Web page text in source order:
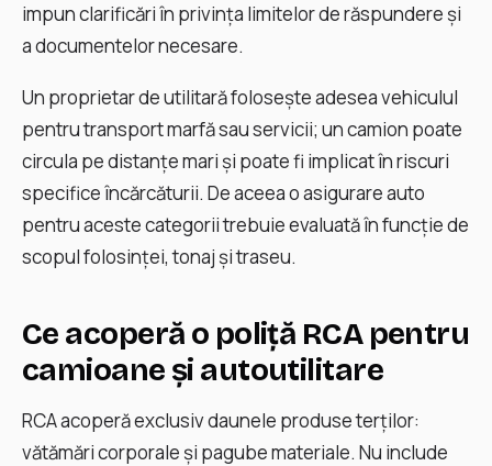
impun clarificări în privința limitelor de răspundere și
a documentelor necesare.
Un proprietar de utilitară folosește adesea vehiculul
pentru transport marfă sau servicii; un camion poate
circula pe distanțe mari și poate fi implicat în riscuri
specifice încărcăturii. De aceea o asigurare auto
pentru aceste categorii trebuie evaluată în funcție de
scopul folosinței, tonaj și traseu.
Ce acoperă o poliță RCA pentru
camioane și autoutilitare
RCA acoperă exclusiv daunele produse terților:
vătămări corporale și pagube materiale. Nu include